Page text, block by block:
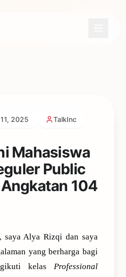
2025 TalkInc
Mahasiswa
Public
104
saya Alya Rizqi dan saya
yang berharga bagi
kelas Professional